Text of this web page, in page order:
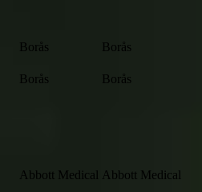
Borås
Borås
Borås
Borås
Abbott Medical Abbott Medical